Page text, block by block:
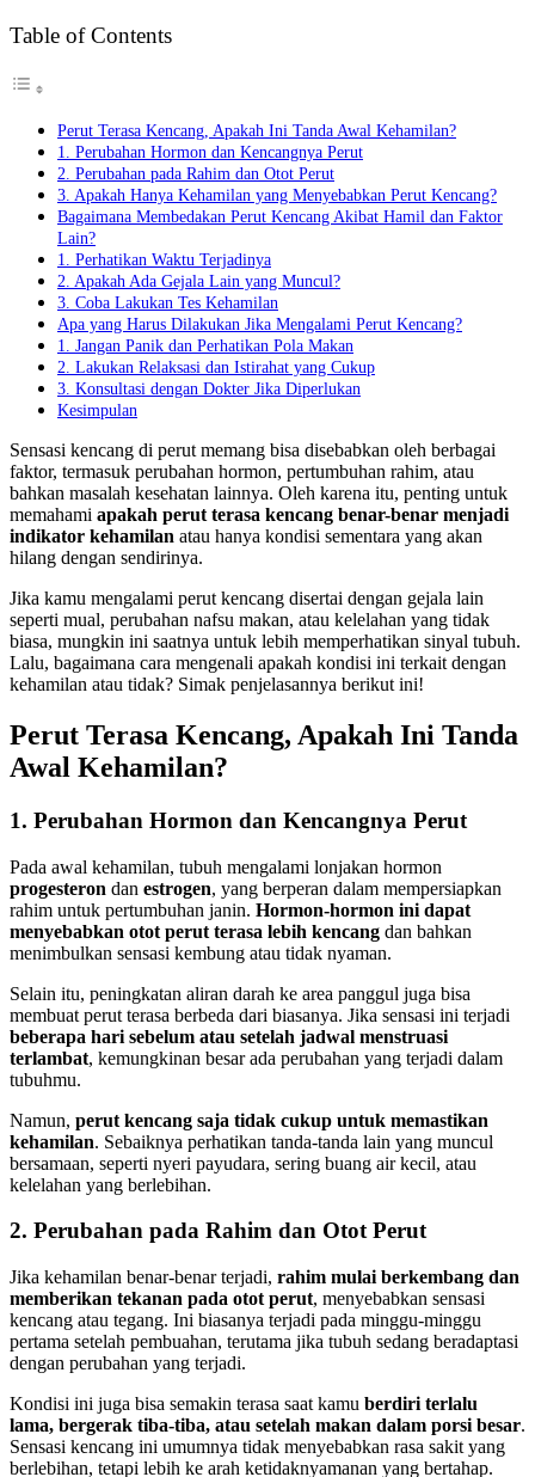
Table of Contents
Perut Terasa Kencang, Apakah Ini Tanda Awal Kehamilan?
1. Perubahan Hormon dan Kencangnya Perut
2. Perubahan pada Rahim dan Otot Perut
3. Apakah Hanya Kehamilan yang Menyebabkan Perut Kencang?
Bagaimana Membedakan Perut Kencang Akibat Hamil dan Faktor
Lain?
1. Perhatikan Waktu Terjadinya
2. Apakah Ada Gejala Lain yang Muncul?
3. Coba Lakukan Tes Kehamilan
Apa yang Harus Dilakukan Jika Mengalami Perut Kencang?
1. Jangan Panik dan Perhatikan Pola Makan
2. Lakukan Relaksasi dan Istirahat yang Cukup
3. Konsultasi dengan Dokter Jika Diperlukan
Kesimpulan
Sensasi kencang di perut memang bisa disebabkan oleh berbagai
faktor, termasuk perubahan hormon, pertumbuhan rahim, atau
bahkan masalah kesehatan lainnya. Oleh karena itu, penting untuk
memahami apakah perut terasa kencang benar-benar menjadi
indikator kehamilan atau hanya kondisi sementara yang akan
hilang dengan sendirinya.
Jika kamu mengalami perut kencang disertai dengan gejala lain
seperti mual, perubahan nafsu makan, atau kelelahan yang tidak
biasa, mungkin ini saatnya untuk lebih memperhatikan sinyal tubuh.
Lalu, bagaimana cara mengenali apakah kondisi ini terkait dengan
kehamilan atau tidak? Simak penjelasannya berikut ini!
Perut Terasa Kencang, Apakah Ini Tanda
Awal Kehamilan?
1. Perubahan Hormon dan Kencangnya Perut
Pada awal kehamilan, tubuh mengalami lonjakan hormon
progesteron dan estrogen, yang berperan dalam mempersiapkan
rahim untuk pertumbuhan janin. Hormon-hormon ini dapat
menyebabkan otot perut terasa lebih kencang dan bahkan
menimbulkan sensasi kembung atau tidak nyaman.
Selain itu, peningkatan aliran darah ke area panggul juga bisa
membuat perut terasa berbeda dari biasanya. Jika sensasi ini terjadi
beberapa hari sebelum atau setelah jadwal menstruasi
terlambat, kemungkinan besar ada perubahan yang terjadi dalam
tubuhmu.
Namun, perut kencang saja tidak cukup untuk memastikan
kehamilan. Sebaiknya perhatikan tanda-tanda lain yang muncul
bersamaan, seperti nyeri payudara, sering buang air kecil, atau
kelelahan yang berlebihan.
2. Perubahan pada Rahim dan Otot Perut
Jika kehamilan benar-benar terjadi, rahim mulai berkembang dan
memberikan tekanan pada otot perut, menyebabkan sensasi
kencang atau tegang. Ini biasanya terjadi pada minggu-minggu
pertama setelah pembuahan, terutama jika tubuh sedang beradaptasi
dengan perubahan yang terjadi.
Kondisi ini juga bisa semakin terasa saat kamu berdiri terlalu
lama, bergerak tiba-tiba, atau setelah makan dalam porsi besar.
Sensasi kencang ini umumnya tidak menyebabkan rasa sakit yang
berlebihan, tetapi lebih ke arah ketidaknyamanan yang bertahap.